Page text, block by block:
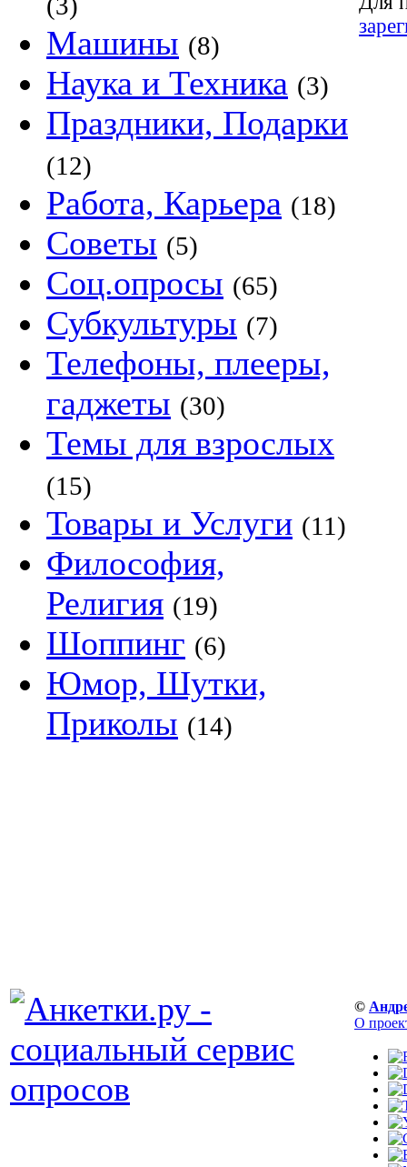
Машины (8)
Наука и Техника (3)
Праздники, Подарки
(12)
Работа, Карьера (18)
Советы (5)
Соц.опросы (65)
Субкультуры (7)
Телефоны, плееры,
гаджеты (30)
Темы для взрослых
(15)
Товары и Услуги (11)
Философия,
Религия (19)
Шоппинг (6)
Юмор, Шутки,
Приколы (14)
©
О